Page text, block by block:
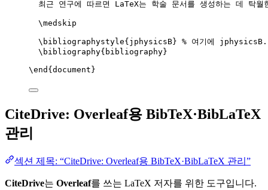
최근 연구에 따르면 LaTeX는 학술 문서를 생성하는 데 탁
\medskip
\bibliographystyle{jphysicsB} % 여기에
\bibliography{bibliography}
\end { document }
CiteDrive: Overleaf용 BibTeX·BibLaTeX
관리
섹션 제목: “CiteDrive: Overleaf용 BibTeX·BibLaTeX 관리”
CiteDrive는 Overleaf를 쓰는 LaTeX 저자를 위한 도구입니다.